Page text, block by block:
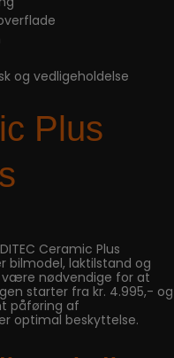
og vedligeholdelse
Plus
Ceramic Plus
laktilstand og
være nødvendige for at
starter fra kr. 4.995,- og
påføring af
optimal beskyttelse.